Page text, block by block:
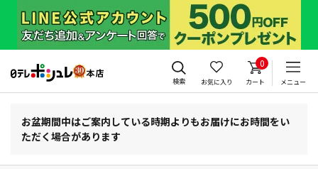
検索 お気に入り
0
カート メニュー
お盆期間中はご案内している時期よりもお届けにお時間をい
ただく場合があります